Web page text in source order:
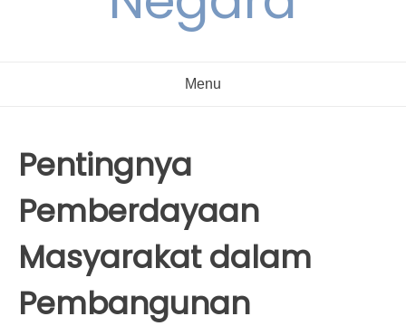
Menu
Pentingnya
Pemberdayaan
Masyarakat dalam
Pembangunan